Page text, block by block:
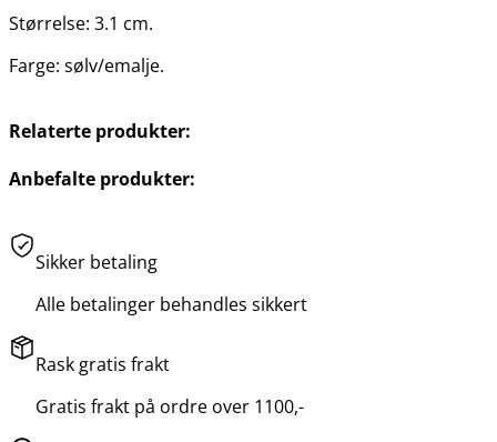
Størrelse: 3.1 cm.
Farge: sølv/emalje.
Relaterte produkter:
Anbefalte produkter:
Sikker betaling
Alle betalinger behandles sikkert
Rask gratis frakt
Gratis frakt på ordre over 1100,-